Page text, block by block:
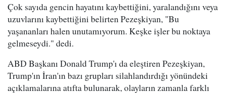
Çok sayıda gencin hayatını kaybettiğini, yaralandığını veya
uzuvlarını kaybettiğini belirten Pezeşkiyan, "Bu
yaşananları halen unutamıyorum. Keşke işler bu noktaya
gelmeseydi." dedi.
ABD Başkanı Donald Trump'ı da eleştiren Pezeşkiyan,
Trump'ın İran'ın bazı grupları silahlandırdığı yönündeki
açıklamalarına atıfta bulunarak, olayların zamanla farklı